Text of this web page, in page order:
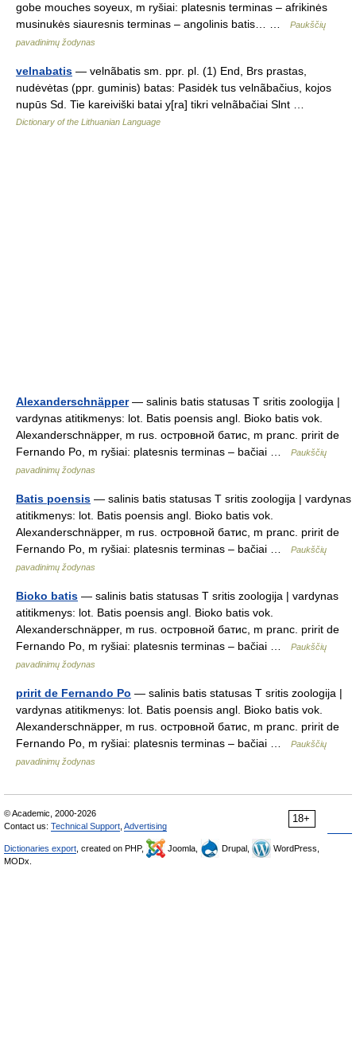
gobe mouches soyeux, m ryšiai: platesnis terminas – afrikinės
musinukės siauresnis terminas – angolinis batis… …
Paukščių
pavadinimų žodynas
velnabatis — velnãbatis sm. ppr. pl. (1) End, Brs prastas,
nudėvėtas (ppr. guminis) batas: Pasidėk tus velnãbačius, kojos
nupūs Sd. Tie kareiviški batai y[ra] tikri velnãbačiai Slnt …
Dictionary of the Lithuanian Language
Alexanderschnäpper— salinis batis statusas T sritis zoologija |
vardynas atitikmenys: lot. Batis poensis angl. Bioko batis vok.
Alexanderschnäpper, m rus. островной батис, m pranc. pririt de
Fernando Po, m ryšiai: platesnis terminas – bačiai …
Paukščių
pavadinimų žodynas
Batis poensis — salinis batis statusas T sritis zoologija | vardynas
atitikmenys: lot. Batis poensis angl. Bioko batis vok.
Alexanderschnäpper, m rus. островной батис, m pranc. pririt de
Fernando Po, m ryšiai: platesnis terminas – bačiai …
Paukščių
pavadinimų žodynas
Bioko batis — salinis batis statusas T sritis zoologija | vardynas
atitikmenys: lot. Batis poensis angl. Bioko batis vok.
Alexanderschnäpper, m rus. островной батис, m pranc. pririt de
Fernando Po, m ryšiai: platesnis terminas – bačiai …
Paukščių
pavadinimų žodynas
pririt de Fernando Po — salinis batis statusas T sritis zoologija |
vardynas atitikmenys: lot. Batis poensis angl. Bioko batis vok.
Alexanderschnäpper, m rus. островной батис, m pranc. pririt de
Fernando Po, m ryšiai: platesnis terminas – bačiai …
Paukščių
pavadinimų žodynas
18+
© Academic, 2000-2026
Contact us: Technical Support Advertising
Dictionaries export , created on PHP, Joomla, Drupal,
WordPress,
MODx.